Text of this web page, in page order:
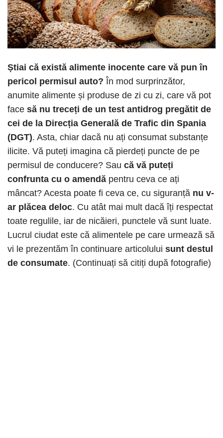
Știai că există alimente inocente care vă pun în
pericol permisul auto?În mod surprinzător,
anumite alimente și produse de zi cu zi, care vă pot
face să nu treceți de un test antidrog pregătit de
cei de la Direcția Generală de Trafic din Spania
(DGT). Asta, chiar dacă nu ați consumat substanțe
ilicite. Vă puteți imagina că pierdeți puncte de pe
permisul de conducere? Sau că vă puteți
confrunta cu o amendă pentru ceva ce ați
mâncat? Acesta poate fi ceva ce, cu siguranță nu v-
ar plăcea deloc. Cu atât mai mult dacă îți respectat
toate regulile, iar de nicăieri, punctele vă sunt luate.
Lucrul ciudat este că alimentele pe care urmează să
vi le prezentăm în continuare articolului sunt destul
de consumate. (Continuați să citiți după fotografie)